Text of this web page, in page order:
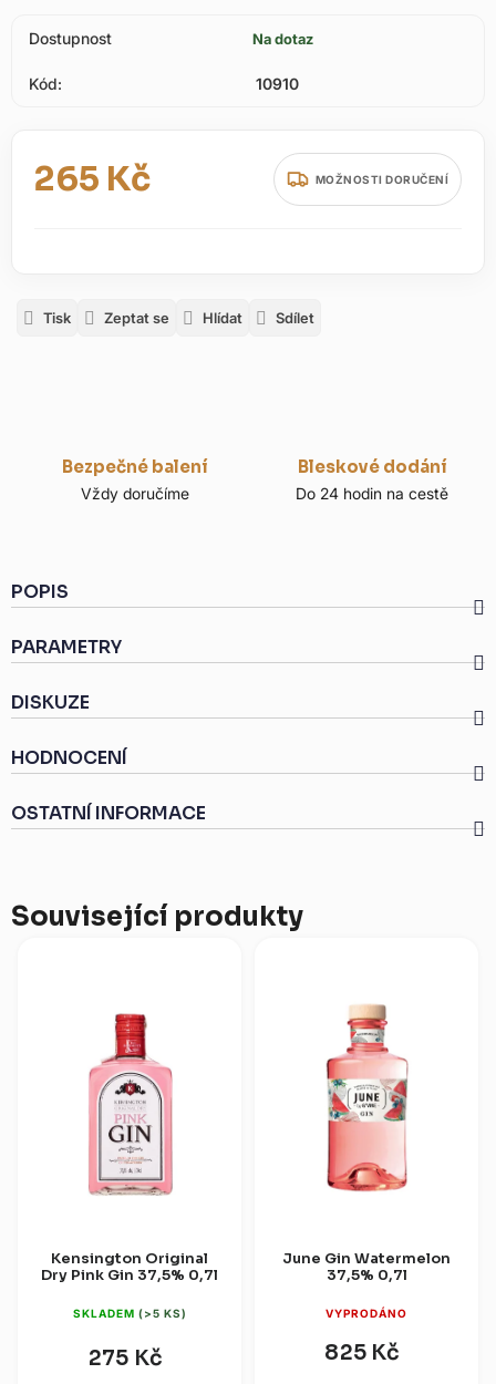
Dostupnost Na dotaz
Kód: 10910
265 Kč
Měrná cena:
MOŽNOSTI DORUČENÍ
Tisk Zeptat se Hlídat Sdílet
Bezpečné balení
Vždy doručíme
Bleskové dodání
Do 24 hodin na cestě
POPIS
PARAMETRY
DISKUZE
HODNOCENÍ
OSTATNÍ INFORMACE
Související produkty
Kensington Original
Dry Pink Gin 37,5% 0,7l
SKLADEM (>5 KS)
275 Kč
June Gin Watermelon
37,5% 0,7l
VYPRODÁNO
825 Kč